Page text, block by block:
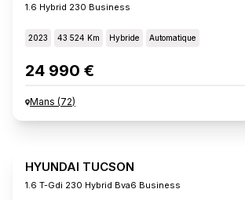
1.6 Hybrid 230 Business
2023 43 524 Km Hybride Automatique
24 990 €
Mans (72)
HYUNDAI TUCSON
1.6 T-Gdi 230 Hybrid Bva6 Business